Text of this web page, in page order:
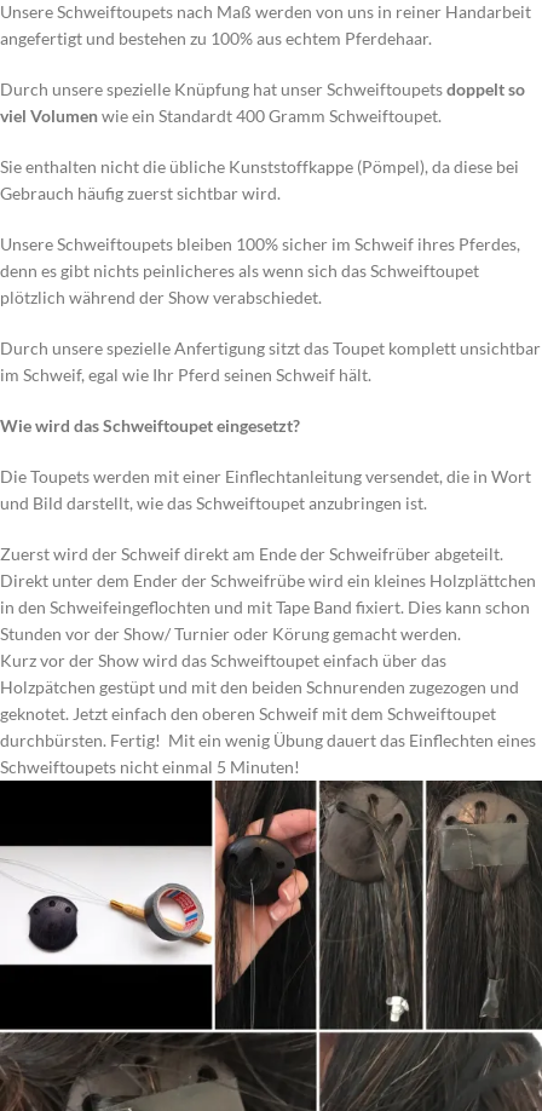
Unsere Schweiftoupets nach Maß werden von uns in reiner Handarbeit
angefertigt und bestehen zu 100% aus echtem Pferdehaar.
Durch unsere spezielle Knüpfung hat unser Schweiftoupetsdoppelt so
viel Volumenwie ein Standardt 400 Gramm Schweiftoupet.
Sie enthalten nicht die übliche Kunststoffkappe (Pömpel), da diese bei
Gebrauch häufig zuerst sichtbar wird.
Unsere Schweiftoupets bleiben 100% sicher im Schweif ihres Pferdes,
denn es gibt nichts peinlicheres als wenn sich das Schweiftoupet
plötzlich während der Show verabschiedet.
Durch unsere spezielle Anfertigung sitzt das Toupet komplett unsichtbar
im Schweif, egal wie Ihr Pferd seinen Schweif hält.
Wie wird das Schweiftoupet eingesetzt?
Die Toupets werden mit einer Einflechtanleitung versendet, die in Wort
und Bild darstellt, wie das Schweiftoupet anzubringen ist.
Zuerst wird der Schweif direkt am Ende der Schweifrüber abgeteilt.
Direkt unter dem Ender der Schweifrübe wird ein kleines Holzplättchen
in den Schweifeingeflochten und mit Tape Band fixiert. Dies kann schon
Stunden vor der Show/ Turnier oder Körung gemacht werden.
Kurz vor der Show wird das Schweiftoupet einfach über das
Holzpätchen gestüpt und mit den beiden Schnurenden zugezogen und
geknotet. Jetzt einfach den oberen Schweif mit dem Schweiftoupet
durchbürsten. Fertig! Mit ein wenig Übung dauert das Einflechten eines
Schweiftoupets nicht einmal 5 Minuten!